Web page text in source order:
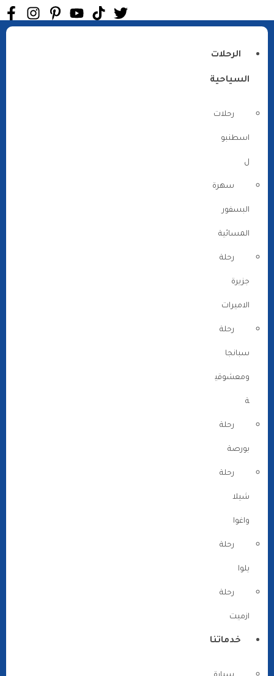
الرحلات
السياحية
رحلات
اسطنبو
ل
سهرة
البسفور
المسائية
رحلة
جزيرة
الاميرات
رحلة
سبانجا
ومعشوقي
ة
رحلة
بورصة
رحلة
شيلا
واغوا
رحلة
يلوا
رحلة
ازميت
خدماتنا